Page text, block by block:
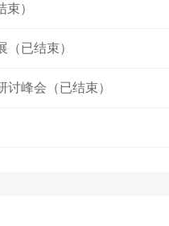
）
已结束）
峰会（已结束）